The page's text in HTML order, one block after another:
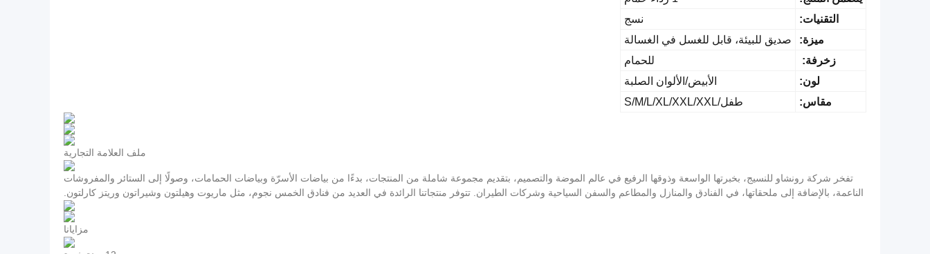
التقنيات:
نسج
ميزة:
صديق للبيئة، قابل للغسل في الغسالة
زخرفة:
للحمام
لون:
الأبيض/الألوان الصلبة
مقاس:
طفل/S/M/L/XL/XXL/XXL
ملف العلامة التجارية
تفخر شركة رونشاو للنسيج، بخبرتها الواسعة وذوقها الرفيع في عالم الموضة والتصميم، بتقديم مجموعة شاملة من المنتجات، بدءًا من بياضات الأسرّة وبياضات الحمامات، وصولًا إلى الستائر والمفروشات
الناعمة، بالإضافة إلى ملحقاتها، في الفنادق والمنازل والمطاعم والسفن السياحية وشركات الطيران. تتوفر منتجاتنا الرائدة في العديد من فنادق الخمس نجوم، مثل ماريوت وهيلتون وشيراتون وريتز كارلتون.
مزايانا